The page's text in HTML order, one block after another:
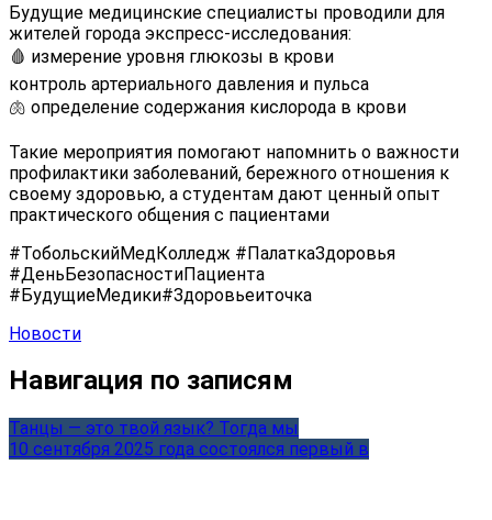
Будущие медицинские специалисты проводили для
жителей города экспресс-исследования:
🩸 измерение уровня глюкозы в крови
контроль артериального давления и пульса
🫁 определение содержания кислорода в крови
Такие мероприятия помогают напомнить о важности
профилактики заболеваний, бережного отношения к
своему здоровью, а студентам дают ценный опыт
практического общения с пациентами
#ТобольскийМедКолледж #ПалаткаЗдоровья
#ДеньБезопасностиПациента
#БудущиеМедики#Здоровьеиточка
Новости
Навигация по записям
Танцы — это твой язык? Тогда мы
10 сентября 2025 года состоялся первый в